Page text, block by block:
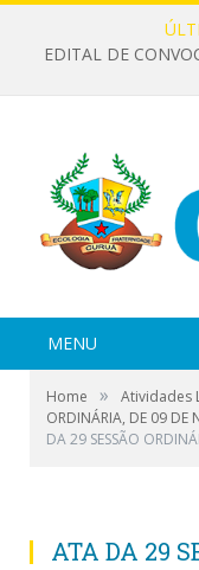
EDITAL DE
MENU
Home » Atividades
ORDINÁRIA, DE 09 DE
DA 29 SESSÃO
ATA DA 29